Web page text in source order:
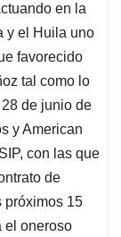
en la
y el Huila uno
favorecido
tal como lo
de junio de
y American
con las que
de
próximos 15
el oneroso